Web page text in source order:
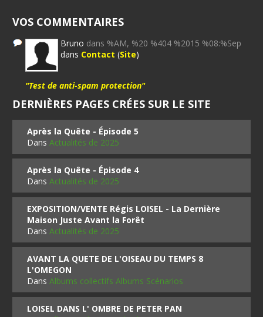
VOS COMMENTAIRES
Bruno dans %AM, %20 %404 %2015 %08:%Sep
dans Contact (Site)
"Test de anti-spam protection"
DERNIÈRES PAGES CRÉES SUR LE SITE
Après la Quête - Épisode 5
DansActualités de 2025
Après la Quête - Épisode 4
DansActualités de 2025
EXPOSITION/VENTE Régis LOISEL - La Dernière
Maison Juste Avant la Forêt
DansActualités de 2025
AVANT LA QUETE DE L'OISEAU DU TEMPS 8
L'OMEGON
DansAlbums collectifs Albums Scénarios
LOISEL DANS L' OMBRE DE PETER PAN